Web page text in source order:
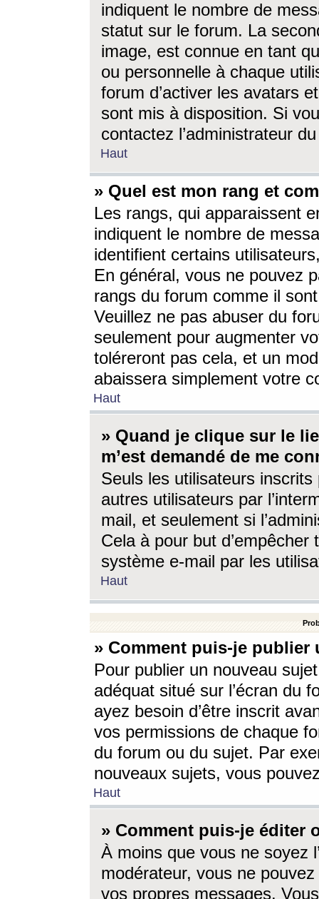
indiquent le nombre de
statut sur le forum. La
image, est connue en tant
ou personnelle à chaque
forum d’activer les avatars
sont mis à disposition. Si
contactez l’administrateur
Haut
» Quel est mon rang et
Les rangs, qui apparaissent
indiquent le nombre de
identifient certains
En général, vous ne pouvez
rangs du forum comme il
Veuillez ne pas abuser du
seulement pour augmenter
toléreront pas cela, et un
abaissera simplement votre
Haut
» Quand je clique sur le
m’est demandé de me
Seuls les utilisateurs
autres utilisateurs par
mail, et seulement si
Cela à pour but
système e-mail par les
Haut
» Comment puis-je
Pour publier un nouveau
adéquat situé sur l’écran du
ayez besoin d’être inscrit
vos permissions de chaque
du forum ou du sujet. Par
nouveaux sujets, vous
Haut
» Comment puis-je éditer
À moins que vous ne soyez
modérateur, vous ne
vos propres messages.